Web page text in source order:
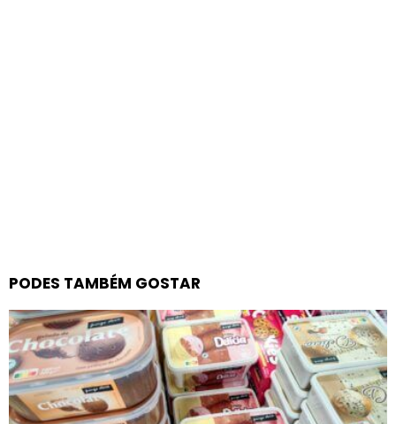
PODES TAMBÉM GOSTAR